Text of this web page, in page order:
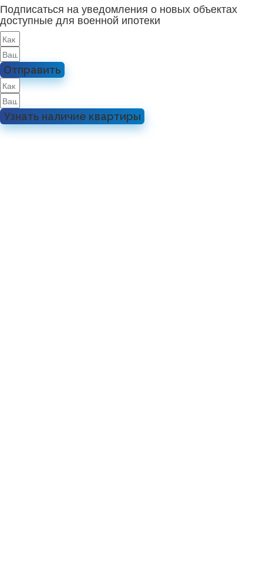
Подписаться на уведомления о новых объектах
доступные для военной ипотеки
Отправить
Узнать наличие квартиры